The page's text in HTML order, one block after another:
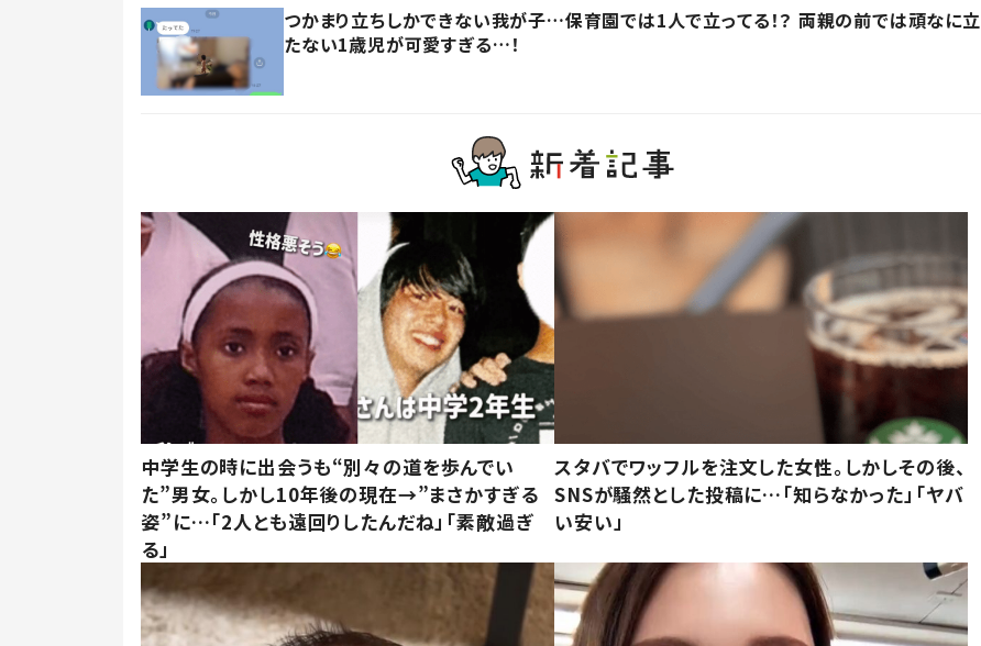
つかまり立ちしかできない我が子…保育園では1人で立ってる！？ 両親の前では頑なに立
たない1歳児が可愛すぎる…！
中学生の時に出会うも“別々の道を歩んでい
た”男女。しかし10年後の現在→”まさかすぎる
姿”に…「2人とも遠回りしたんだね」「素敵過ぎ
る」
スタバでワッフルを注文した女性。しかしその後、
SNSが騒然とした投稿に…「知らなかった」「ヤバ
い安い」